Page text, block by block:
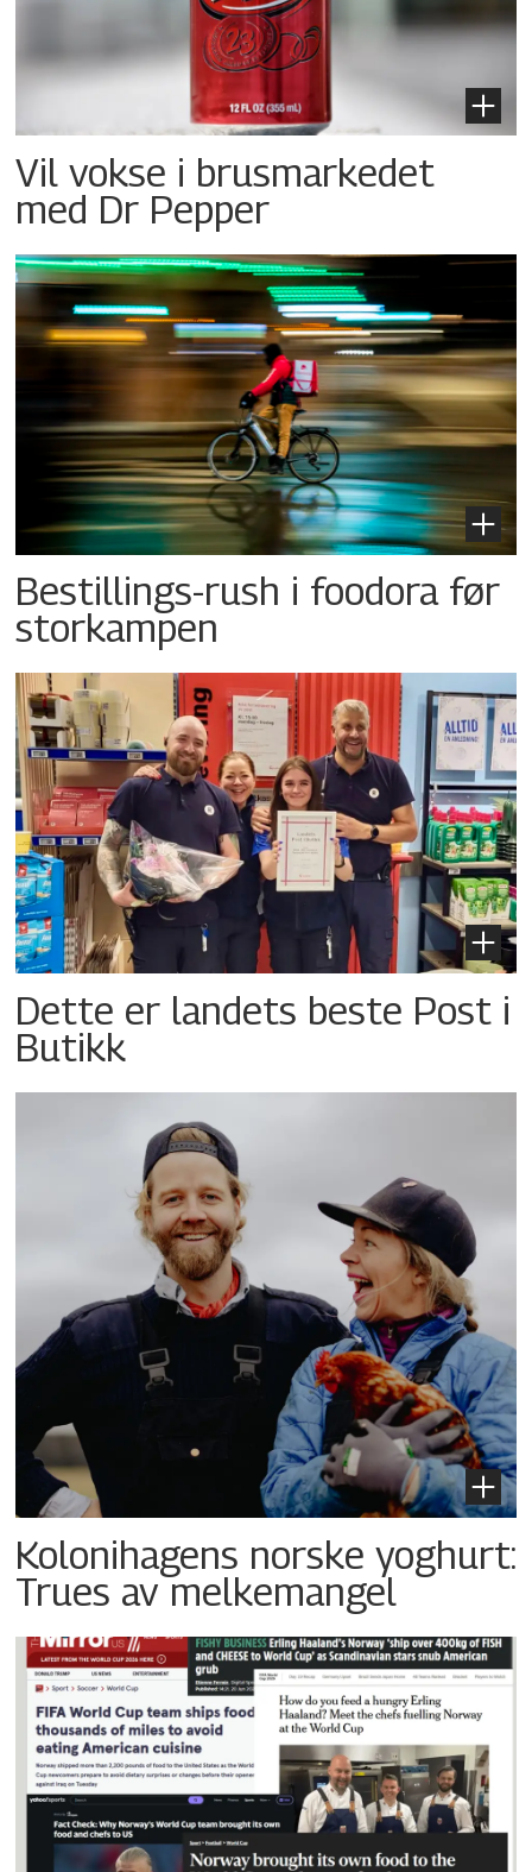
Vil vokse i brusmarkedet
med Dr Pepper
Bestillings-rush i foodora før
storkampen
Dette er landets beste Post i
Butikk
Kolonihagens norske yoghurt:
Trues av melkemangel